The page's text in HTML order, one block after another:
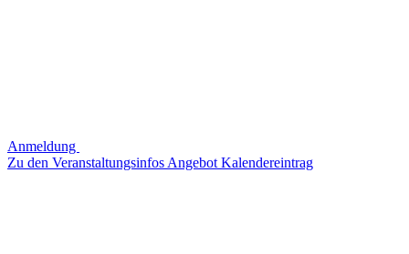
Anmeldung
Zu den Veranstaltungsinfos Angebot Kalendereintrag